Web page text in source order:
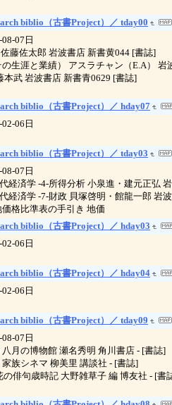
biblio（古書Project）／ tday00
07日
藤佐太郎 岩波書店 新書黄044 [書誌]
の生涯と業績） アスラチャン（E.A）
本武 岩波書店 新書青0629 [書誌]
biblio（古書Project）／ hday07
06日
biblio（古書Project）／ tday03
07日
経済学 -4-所得分析 小泉進・建元正弘
経済学 -7-財政 貝塚啓明・館龍一郎 岩
格比準表の手引き 地価
biblio（古書Project）／ hday03
06日
biblio（古書Project）／ hday04
06日
biblio（古書Project）／ tday09
07日
月の博物館 瀬名秀明 角川書店 - [書誌]
族シネマ 柳美里 講談社 - [書誌]
の俳句歳時記 大野雑草子 編 博友社 - [書